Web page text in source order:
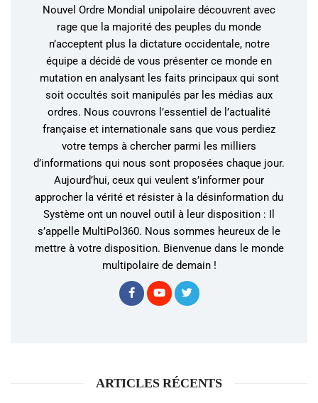
Nouvel Ordre Mondial unipolaire découvrent avec
rage que la majorité des peuples du monde
n’acceptent plus la dictature occidentale, notre
équipe a décidé de vous présenter ce monde en
mutation en analysant les faits principaux qui sont
soit occultés soit manipulés par les médias aux
ordres. Nous couvrons l’essentiel de l’actualité
française et internationale sans que vous perdiez
votre temps à chercher parmi les milliers
d’informations qui nous sont proposées chaque jour.
Aujourd’hui, ceux qui veulent s’informer pour
approcher la vérité et résister à la désinformation du
Système ont un nouvel outil à leur disposition : Il
s’appelle MultiPol360. Nous sommes heureux de le
mettre à votre disposition. Bienvenue dans le monde
multipolaire de demain !
ARTICLES RÉCENTS